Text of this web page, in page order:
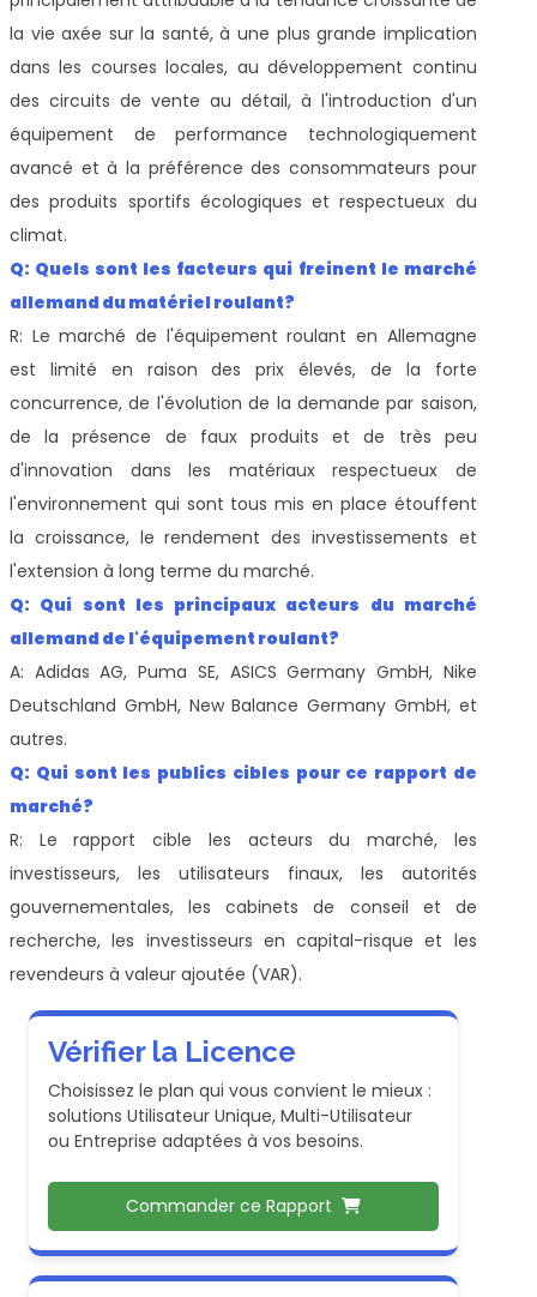
la vie axée sur la santé, à une plus grande implication
dans les courses locales, au développement continu
des circuits de vente au détail, à l'introduction d'un
équipement de performance technologiquement
avancé et à la préférence des consommateurs pour
des produits sportifs écologiques et respectueux du
climat.
Q: Quels sont les facteurs qui freinent le marché
allemand du matériel roulant?
R: Le marché de l'équipement roulant en Allemagne
est limité en raison des prix élevés, de la forte
concurrence, de l'évolution de la demande par saison,
de la présence de faux produits et de très peu
d'innovation dans les matériaux respectueux de
l'environnement qui sont tous mis en place étouffent
la croissance, le rendement des investissements et
l'extension à long terme du marché.
Q: Qui sont les principaux acteurs du marché
allemand de l'équipement roulant?
A: Adidas AG, Puma SE, ASICS Germany GmbH, Nike
Deutschland GmbH, New Balance Germany GmbH, et
autres.
Q: Qui sont les publics cibles pour ce rapport de
marché?
R: Le rapport cible les acteurs du marché, les
investisseurs, les utilisateurs finaux, les autorités
gouvernementales, les cabinets de conseil et de
recherche, les investisseurs en capital-risque et les
revendeurs à valeur ajoutée (VAR).
Vérifier la Licence
Choisissez le plan qui vous convient le mieux :
solutions Utilisateur Unique, Multi-Utilisateur
ou Entreprise adaptées à vos besoins.
Commander ce Rapport